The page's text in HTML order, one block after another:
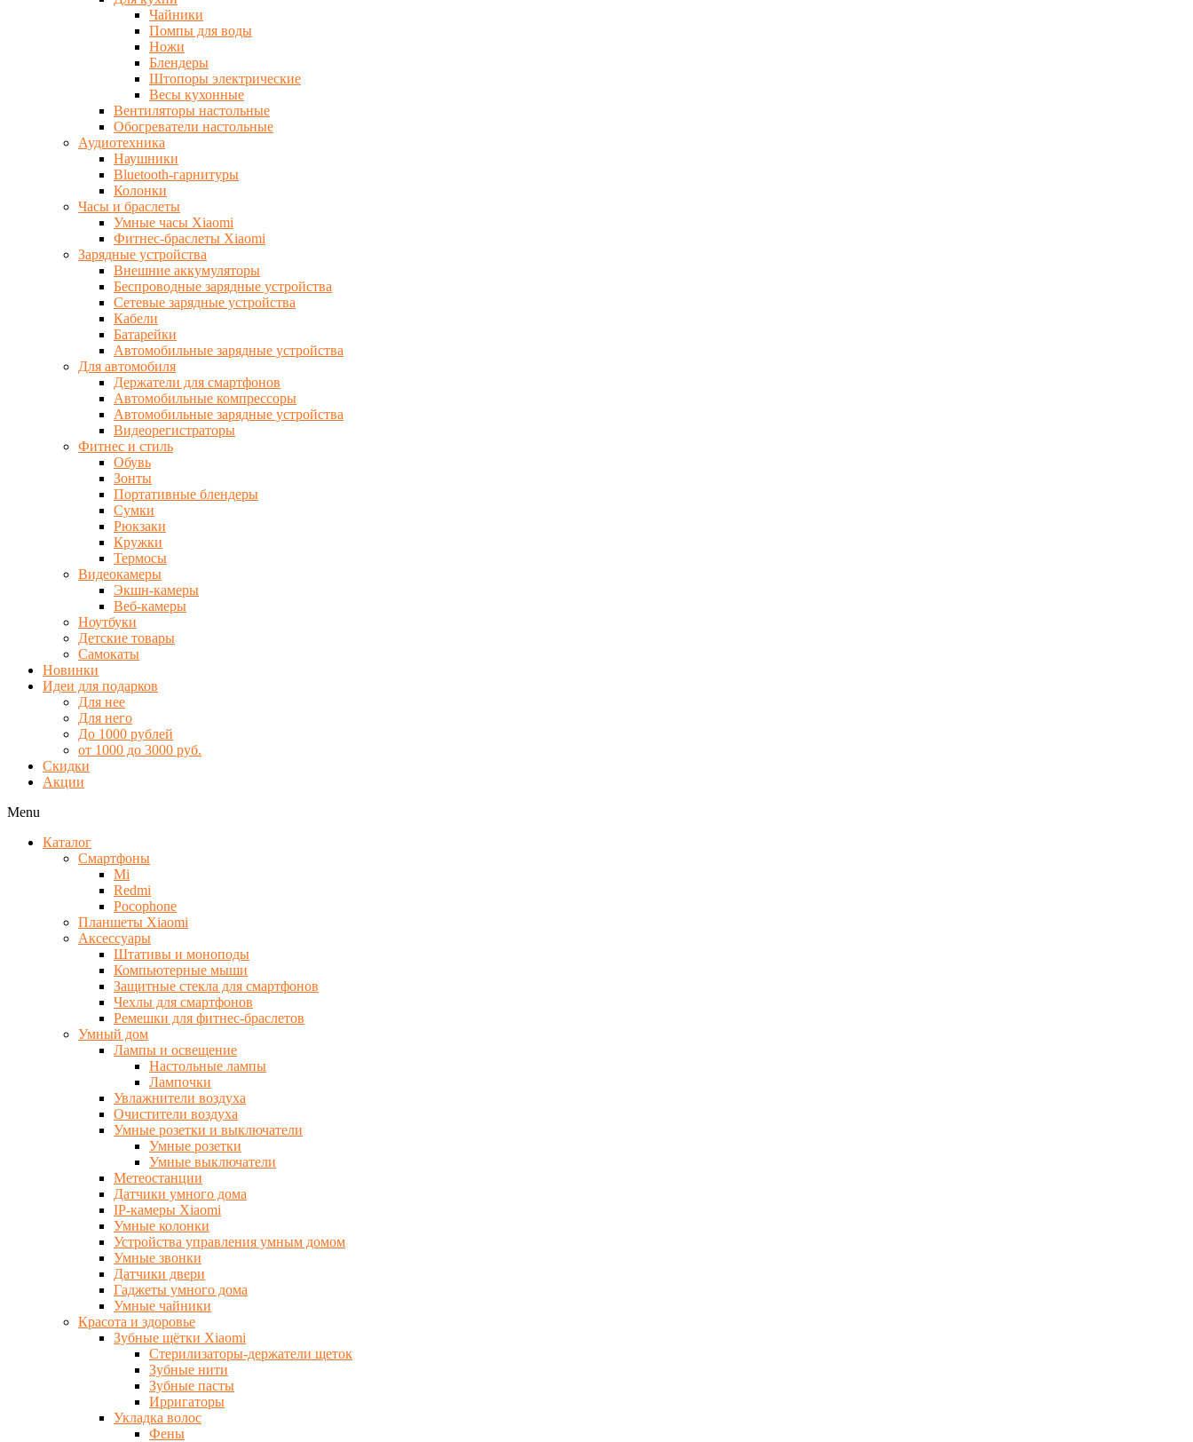
Чайники
Помпы для воды
Ножи
Блендеры
Штопоры электрические
Весы кухонные
Вентиляторы настольные
Обогреватели настольные
Аудиотехника
Наушники
Bluetooth-гарнитуры
Колонки
Часы и браслеты
Умные часы Xiaomi
Фитнес-браслеты Xiaomi
Зарядные устройства
Внешние аккумуляторы
Беспроводные зарядные устройства
Сетевые зарядные устройства
Кабели
Батарейки
Автомобильные зарядные устройства
Для автомобиля
Держатели для смартфонов
Автомобильные компрессоры
Автомобильные зарядные устройства
Видеорегистраторы
Фитнес и стиль
Обувь
Зонты
Портативные блендеры
Сумки
Рюкзаки
Кружки
Термосы
Видеокамеры
Экшн-камеры
Веб-камеры
Ноутбуки
Детские товары
Самокаты
Новинки
Идеи для подарков
Для нее
Для него
До 1000 рублей
от 1000 до 3000 руб.
Скидки
Акции
Menu
Каталог
Смартфоны
Mi
Redmi
Pocophone
Планшеты Xiaomi
Аксессуары
Штативы и моноподы
Компьютерные мыши
Защитные стекла для смартфонов
Чехлы для смартфонов
Ремешки для фитнес-браслетов
Умный дом
Лампы и освещение
Настольные лампы
Лампочки
Увлажнители воздуха
Очистители воздуха
Умные розетки и выключатели
Умные розетки
Умные выключатели
Метеостанции
Датчики умного дома
IP-камеры Xiaomi
Умные колонки
Устройства управления умным домом
Умные звонки
Датчики двери
Гаджеты умного дома
Умные чайники
Красота и здоровье
Зубные щётки Xiaomi
Стерилизаторы-держатели щеток
Зубные нити
Зубные пасты
Ирригаторы
Укладка волос
Фены